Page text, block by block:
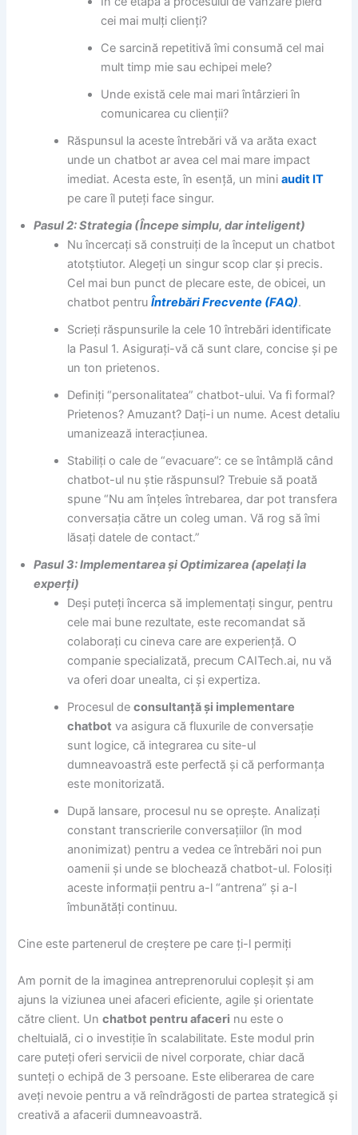
cei mai mulți clienți?
Ce sarcină repetitivă îmi consumă cel mai
mult timp mie sau echipei mele?
Unde există cele mai mari întârzieri în
comunicarea cu clienții?
Răspunsul la aceste întrebări vă va arăta exact
unde un chatbot ar avea cel mai mare impact
imediat. Acesta este, în esență, un miniaudit IT
pe care îl puteți face singur.
Pasul 2: Strategia (Începe simplu, dar inteligent)
Nu încercați să construiți de la început un chatbot
atotștiutor. Alegeți un singur scop clar și precis.
Cel mai bun punct de plecare este, de obicei, un
chatbot pentruÎntrebări Frecvente (FAQ).
Scrieți răspunsurile la cele 10 întrebări identificate
la Pasul 1. Asigurați-vă că sunt clare, concise și pe
un ton prietenos.
Definiți “personalitatea” chatbot-ului. Va fi formal?
Prietenos? Amuzant? Dați-i un nume. Acest detaliu
umanizează interacțiunea.
Stabiliți o cale de “evacuare”: ce se întâmplă când
chatbot-ul nu știe răspunsul? Trebuie să poată
spune “Nu am înțeles întrebarea, dar pot transfera
conversația către un coleg uman. Vă rog să îmi
lăsați datele de contact.”
Pasul 3: Implementarea și Optimizarea (apelați la
experți)
Deși puteți încerca să implementați singur, pentru
cele mai bune rezultate, este recomandat să
colaborați cu cineva care are experiență. O
companie specializată, precum CAITech.ai, nu vă
va oferi doar unealta, ci și expertiza.
Procesul deconsultanță și implementare
chatbot va asigura că fluxurile de conversație
sunt logice, că integrarea cu site-ul
dumneavoastră este perfectă și că performanța
este monitorizată.
După lansare, procesul nu se oprește. Analizați
constant transcrierile conversațiilor (în mod
anonimizat) pentru a vedea ce întrebări noi pun
oamenii și unde se blochează chatbot-ul. Folosiți
aceste informații pentru a-l “antrena” și a-l
îmbunătăți continuu.
Cine este partenerul de creștere pe care ți-l permiți
Am pornit de la imaginea antreprenorului copleșit și am
ajuns la viziunea unei afaceri eficiente, agile și orientate
către client. Unchatbot pentru afaceri nu este o
cheltuială, ci o investiție în scalabilitate. Este modul prin
care puteți oferi servicii de nivel corporate, chiar dacă
sunteți o echipă de 3 persoane. Este eliberarea de care
aveți nevoie pentru a vă reîndrăgosti de partea strategică și
creativă a afacerii dumneavoastră.